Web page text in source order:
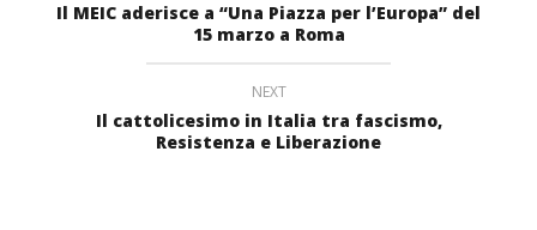
Il MEIC aderisce a “Una Piazza per l’Europa” del
15 marzo a Roma
NEXT
Il cattolicesimo in Italia tra fascismo,
Resistenza e Liberazione